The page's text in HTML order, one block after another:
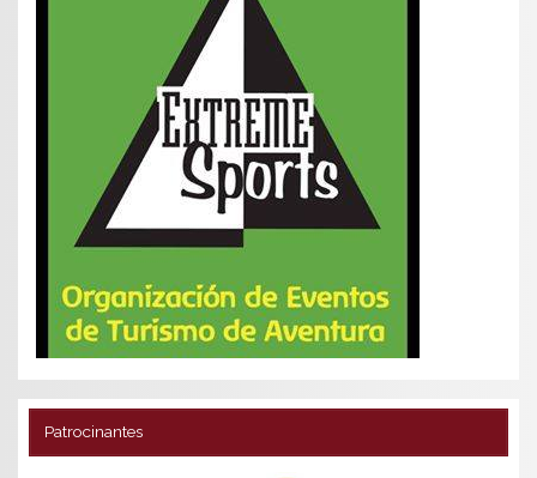
Patrocinantes